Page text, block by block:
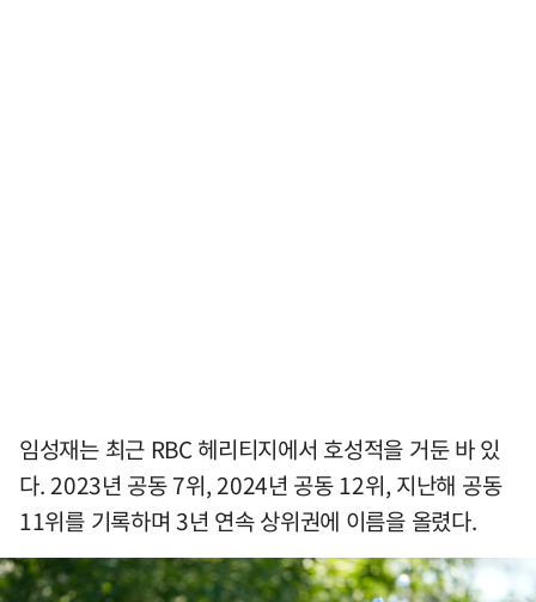
임성재는 최근 RBC 헤리티지에서 호성적을 거둔 바 있
다. 2023년 공동 7위, 2024년 공동 12위, 지난해 공동
11위를 기록하며 3년 연속 상위권에 이름을 올렸다.